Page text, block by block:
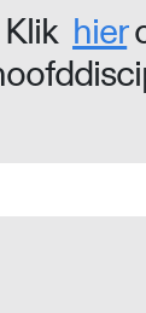
hier